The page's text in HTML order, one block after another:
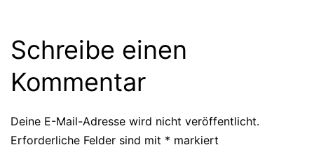
Schreibe einen
Kommentar
Deine E-Mail-Adresse wird nicht veröffentlicht.
Erforderliche Felder sind mit * markiert